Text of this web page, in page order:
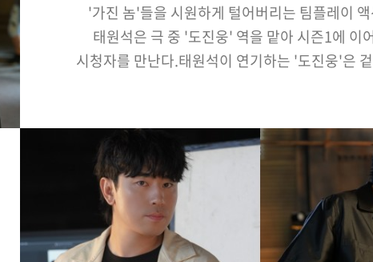
'가진 놈'들을 시원하게 털어버리는 팀플레이
태원석은 극 중 '도진웅' 역을 맡아 시즌1에 이
시청자를 만난다.태원석이 연기하는 '도진웅'은
조금 더 빠른 스피드 액션 …